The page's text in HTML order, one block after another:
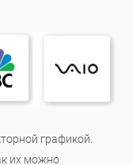
графикой.
их можно